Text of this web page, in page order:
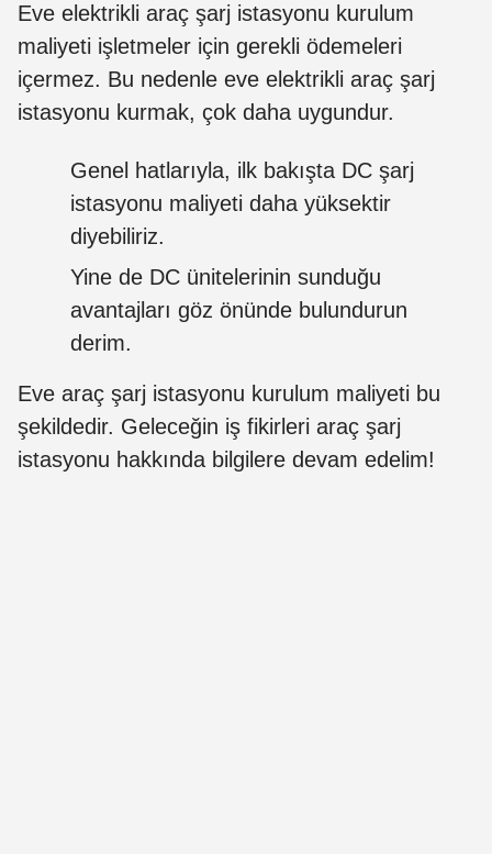
Eve elektrikli araç şarj istasyonu kurulum
maliyeti işletmeler için gerekli ödemeleri
içermez. Bu nedenle eve elektrikli araç şarj
istasyonu kurmak, çok daha uygundur.
Genel hatlarıyla, ilk bakışta DC şarj
istasyonu maliyeti daha yüksektir
diyebiliriz.
Yine de DC ünitelerinin sunduğu
avantajları göz önünde bulundurun
derim.
Eve araç şarj istasyonu kurulum maliyeti bu
şekildedir. Geleceğin iş fikirleri araç şarj
istasyonu hakkında bilgilere devam edelim!